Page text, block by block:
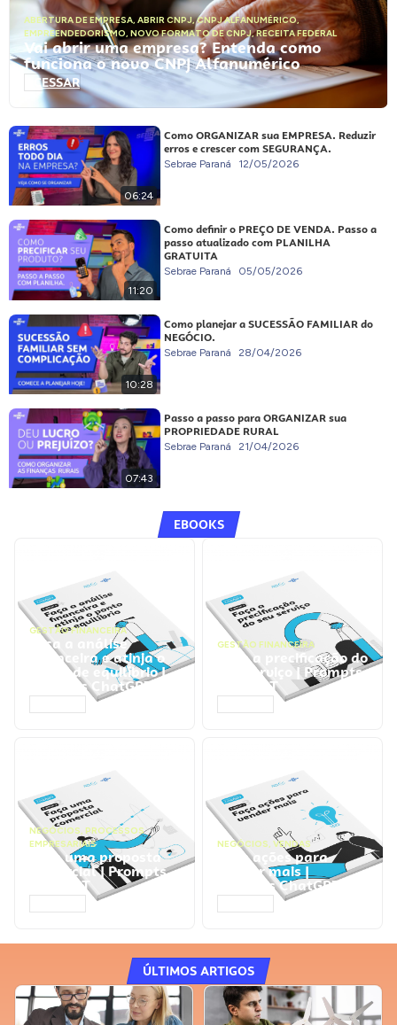
ABERTURA DE EMPRESA, ABRIR CNPJ,CNPJ ALFANUMÉRICO,
EMPREENDEDORISMO, NOVO FORMATO DE CNPJ,RECEITA FEDERAL
Vai abrir uma empresa? Entenda como
funciona o novo CNPJ Alfanumérico
ACESSAR
06:24
Como ORGANIZAR sua EMPRESA. Reduzir
erros e crescer com SEGURANÇA.
Sebrae Paraná 12/05/2026
11:20
Como definir o PREÇO DE VENDA. Passo a
passo atualizado com PLANILHA
GRATUITA
Sebrae Paraná 05/05/2026
10:28
Como planejar a SUCESSÃO FAMILIAR do
NEGÓCIO.
Sebrae Paraná 28/04/2026
07:43
Passo a passo para ORGANIZAR sua
PROPRIEDADE RURAL
Sebrae Paraná 21/04/2026
EBOOKS
GESTÃO FINANCEIRA
Faça a análise
financeira e atinja o
ponto de equilíbrio |
Prompts ChatGPT
GESTÃO FINANCEIRA
Faça a precificação do
seu serviço | Prompts
ChatGPT
NEGÓCIOS, PROCESSOS
EMPRESARIAIS
Faça uma proposta
comercial | Prompts
ChatGPT
NEGÓCIOS, VENDAS
Faça ações para
vender mais |
Prompts ChatGPT
ÚLTIMOS ARTIGOS